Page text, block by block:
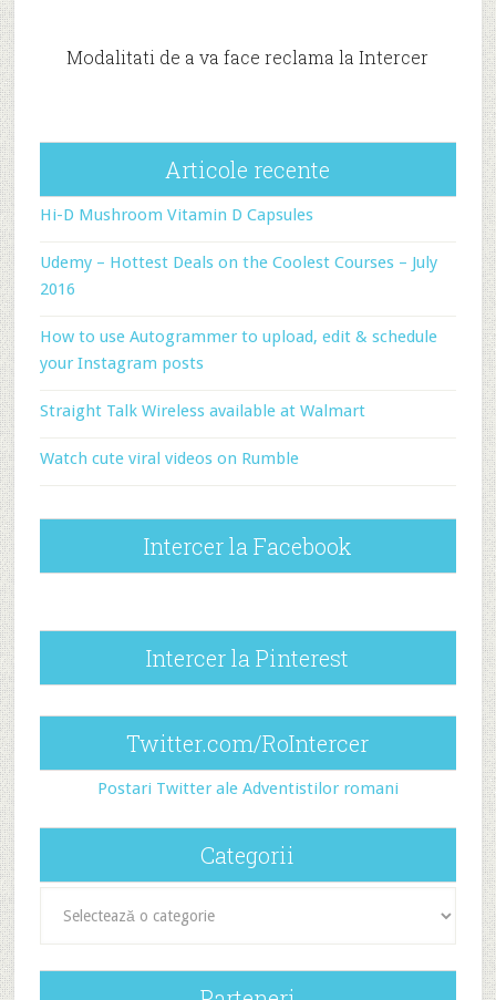
Modalitati de a va face reclama la Intercer
Articole recente
Hi-D Mushroom Vitamin D Capsules
Udemy – Hottest Deals on the Coolest Courses – July
2016
How to use Autogrammer to upload, edit & schedule
your Instagram posts
Straight Talk Wireless available at Walmart
Watch cute viral videos on Rumble
Intercer la Facebook
Intercer la Pinterest
Twitter.com/RoIntercer
Postari Twitter ale Adventistilor romani
Categorii